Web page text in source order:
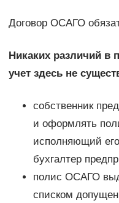
Договор ОСАГО
Никаких различий в
учет здесь не
собственник
и оформлять
исполняющий
бухгалтер
полис ОСАГО
списком